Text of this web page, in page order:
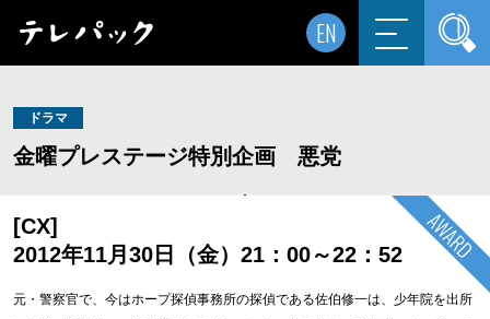
EN
ドラマ
金曜プレステージ特別企画 悪党
[CX]
2012年11月30日（金）21：00～22：52
元・警察官で、今はホープ探偵事務所の探偵である佐伯修一は、少年院を出所